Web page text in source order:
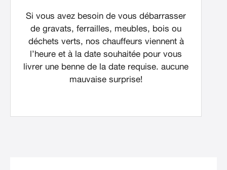
Si vous avez besoin de vous débarrasser
de gravats, ferrailles, meubles, bois ou
déchets verts, nos chauffeurs viennent à
l’heure et à la date souhaitée pour vous
livrer une benne de la date requise. aucune
mauvaise surprise!